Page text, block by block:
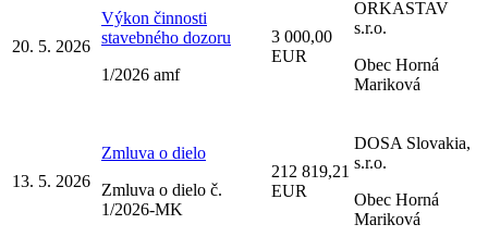
20. 5. 2026
Výkon činnosti
stavebného dozoru
1/2026 amf
3 000,00
EUR
ORKASTAV
s.r.o.
Obec Horná
Mariková
13. 5. 2026
Zmluva o dielo
Zmluva o dielo č.
1/2026-MK
212 819,21
EUR
DOSA Slovakia,
s.r.o.
Obec Horná
Mariková